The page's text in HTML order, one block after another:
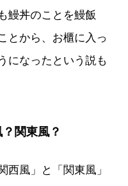
鰻丼のことを鰻飯
とから、お櫃に入っ
になったという説も
関東風？
西風」と「関東風」